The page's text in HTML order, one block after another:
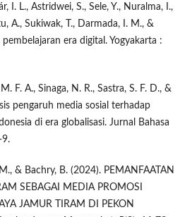
I. L., Astridwei, S., Sele, Y., Nuralma, I.,
A., Sukiwak, T., Darmada, I. M., &
era digital. Yogyakarta :
F. A., Sinaga, N. R., Sastra, S. F. D., &
pengaruh media sosial terhadap
di era globalisasi. Jurnal Bahasa
9.
& Bachry, B. (2024). PEMANFAATAN
SEBAGAI MEDIA PROMOSI
JAMUR TIRAM DI PEKON